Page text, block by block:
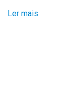
Ler mais